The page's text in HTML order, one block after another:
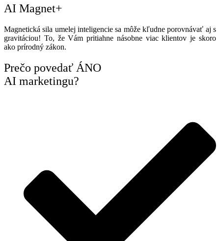
AI Magnet+
Magnetická sila umelej inteligencie sa môže kľudne porovnávať aj s
gravitáciou! To, že Vám pritiahne násobne viac klientov je skoro
ako prírodný zákon.
Prečo povedať ÁNO
AI marketingu?